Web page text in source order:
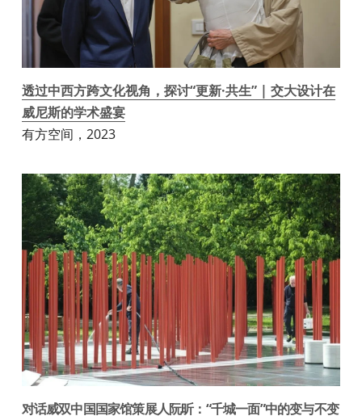
透过中西方跨文化视角，探讨“更新·共生” | 交大设计在
威尼斯的学术盛宴
有方空间，2023
对话威双中国国家馆策展人阮昕：“千城一面”中的变与不变